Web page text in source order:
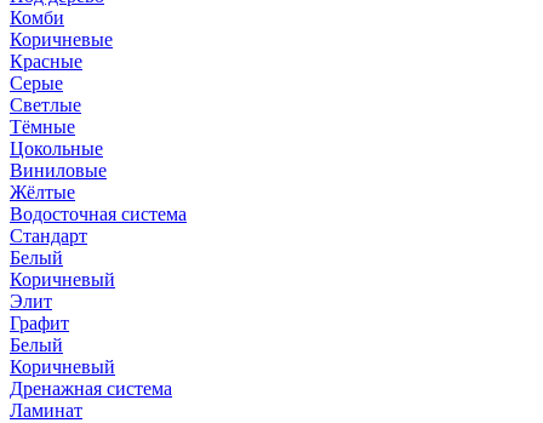
Комби
Коричневые
Красные
Серые
Светлые
Тёмные
Цокольные
Виниловые
Жёлтые
Водосточная система
Стандарт
Белый
Коричневый
Элит
Графит
Белый
Коричневый
Дренажная система
Ламинат